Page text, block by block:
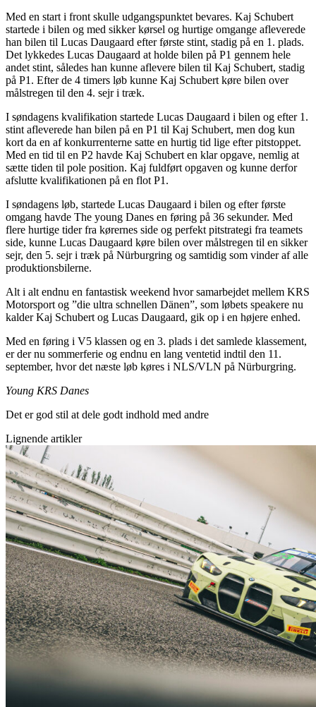
Med en start i front skulle udgangspunktet bevares. Kaj Schubert
startede i bilen og med sikker kørsel og hurtige omgange afleverede
han bilen til Lucas Daugaard efter første stint, stadig på en 1. plads.
Det lykkedes Lucas Daugaard at holde bilen på P1 gennem hele
andet stint, således han kunne aflevere bilen til Kaj Schubert, stadig
på P1. Efter de 4 timers løb kunne Kaj Schubert køre bilen over
målstregen til den 4. sejr i træk.
I søndagens kvalifikation startede Lucas Daugaard i bilen og efter 1.
stint afleverede han bilen på en P1 til Kaj Schubert, men dog kun
kort da en af konkurrenterne satte en hurtig tid lige efter pitstoppet.
Med en tid til en P2 havde Kaj Schubert en klar opgave, nemlig at
sætte tiden til pole position. Kaj fuldført opgaven og kunne derfor
afslutte kvalifikationen på en flot P1.
I søndagens løb, startede Lucas Daugaard i bilen og efter første
omgang havde The young Danes en føring på 36 sekunder. Med
flere hurtige tider fra kørernes side og perfekt pitstrategi fra teamets
side, kunne Lucas Daugaard køre bilen over målstregen til en sikker
sejr, den 5. sejr i træk på Nürburgring og samtidig som vinder af alle
produktionsbilerne.
Alt i alt endnu en fantastisk weekend hvor samarbejdet mellem KRS
Motorsport og ”die ultra schnellen Dänen”, som løbets speakere nu
kalder Kaj Schubert og Lucas Daugaard, gik op i en højere enhed.
Med en føring i V5 klassen og en 3. plads i det samlede klassement,
er der nu sommerferie og endnu en lang ventetid indtil den 11.
september, hvor det næste løb køres i NLS/VLN på Nürburgring.
Young KRS Danes
Det er god stil at dele godt indhold med andre
Lignende artikler